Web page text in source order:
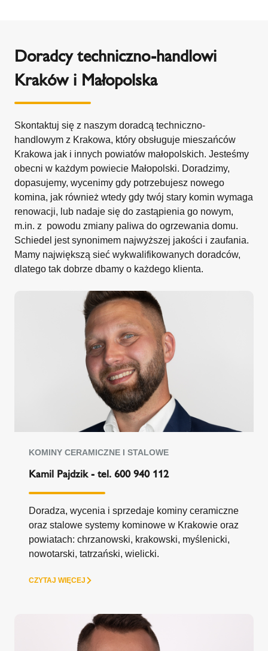
Doradcy techniczno-handlowi
Kraków i Małopolska
Skontaktuj się z naszym doradcą techniczno-
handlowym z Krakowa, który obsługuje mieszańców
Krakowa jak i innych powiatów małopolskich. Jesteśmy
obecni w każdym powiecie Małopolski. Doradzimy,
dopasujemy, wycenimy gdy potrzebujesz nowego
komina, jak również wtedy gdy twój stary komin wymaga
renowacji, lub nadaje się do zastąpienia go nowym,
m.in. z powodu zmiany paliwa do ogrzewania domu.
Schiedel jest synonimem najwyższej jakości i zaufania.
Mamy największą sieć wykwalifikowanych doradców,
dlatego tak dobrze dbamy o każdego klienta.
KOMINY CERAMICZNE I STALOWE
Kamil Pajdzik - tel. 600 940 112
Doradza, wycenia i sprzedaje kominy ceramiczne
oraz stalowe systemy kominowe w Krakowie oraz
powiatach: chrzanowski, krakowski, myślenicki,
nowotarski, tatrzański, wielicki.
CZYTAJ WIĘCEJ